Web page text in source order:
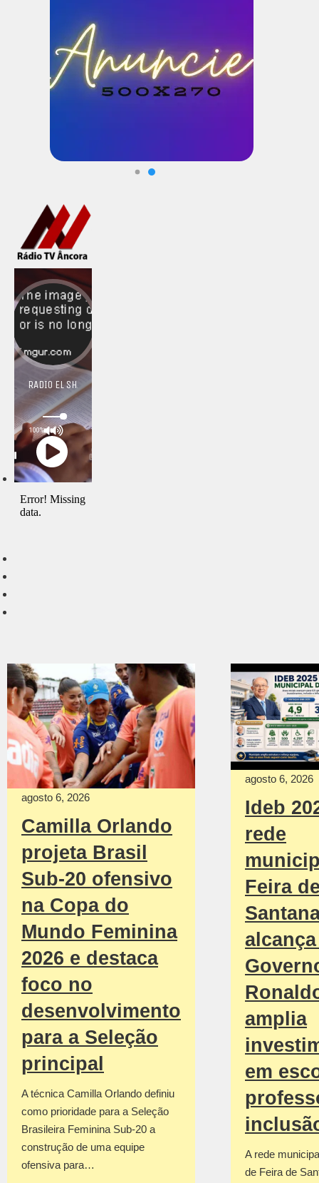
agosto 6, 2026
Camilla Orlando
projeta Brasil
Sub-20 ofensivo
na Copa do
Mundo Feminina
2026 e destaca
foco no
desenvolvimento
para a Seleção
principal
A técnica Camilla Orlando definiu
como prioridade para a Seleção
Brasileira Feminina Sub-20 a
construção de uma equipe
ofensiva para…
agosto 6, 2026
Ideb
rede
Feira
amplia
em
A rede
de Feira de